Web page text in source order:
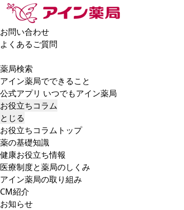
お問い合わせ
よくあるご質問
薬局検索
アイン薬局でできること
公式アプリ いつでもアイン薬局
お役立ちコラム
とじる
お役立ちコラムトップ
薬の基礎知識
健康お役立ち情報
医療制度と薬局のしくみ
アイン薬局の取り組み
CM紹介
お知らせ